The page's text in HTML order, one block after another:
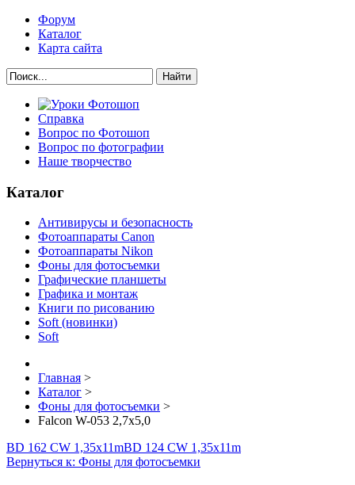
Форум
Каталог
Карта сайта
Найти
Справка
Вопрос по Фотошоп
Вопрос по фотографии
Наше творчество
Каталог
Антивирусы и безопасность
Фотоаппараты Canon
Фотоаппараты Nikon
Фоны для фотосъемки
Графические планшеты
Графика и монтаж
Книги по рисованию
Soft (новинки)
Soft
Главная >
Каталог >
Фоны для фотосъемки >
Falcon W-053 2,7х5,0
BD 162 CW 1,35х11mBD 124 CW 1,35х11m
Вернуться к: Фоны для фотосъемки